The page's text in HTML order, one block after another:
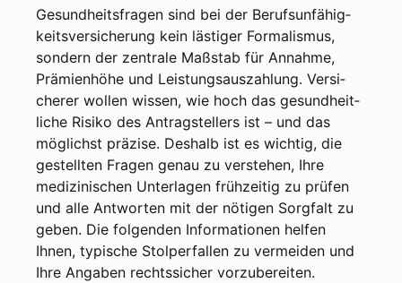
Gesund­heits­fra­gen sind bei der Berufs­un­fä­hig­
keits­ver­si­che­rung kein läs­ti­ger For­ma­lis­mus,
son­dern der zen­tra­le Maß­stab für Annah­me,
Prä­mi­en­hö­he und Leis­tungs­aus­zah­lung. Ver­si­
che­rer wol­len wis­sen, wie hoch das gesund­heit­
li­che Risi­ko des Antrag­stel­lers ist – und das
mög­lichst prä­zi­se. Des­halb ist es wich­tig, die
gestell­ten Fra­gen genau zu ver­ste­hen, Ihre
medi­zi­ni­schen Unter­la­gen früh­zei­tig zu prü­fen
und alle Ant­wor­ten mit der nöti­gen Sorg­falt zu
geben. Die fol­gen­den Infor­ma­tio­nen hel­fen
Ihnen, typi­sche Stol­per­fal­len zu ver­mei­den und
Ihre Anga­ben rechts­si­cher vor­zu­be­rei­ten.